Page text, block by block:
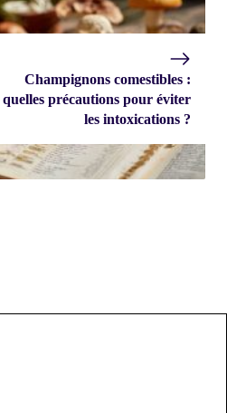
Champignons comestibles :
quelles précautions pour éviter
les intoxications ?